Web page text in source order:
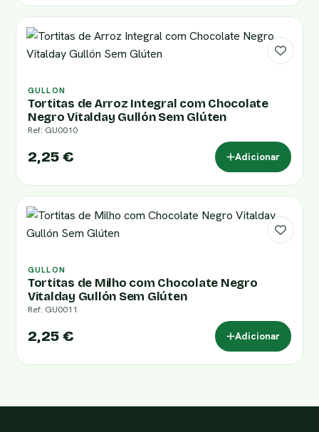
GULLON
Tortitas de Arroz Integral com Chocolate
Negro Vitalday Gullón Sem Glúten
Ref: GU0010
2,25 € Adicionar
GULLON
Tortitas de Milho com Chocolate Negro
Vitalday Gullón Sem Glúten
Ref: GU0011
2,25 € Adicionar